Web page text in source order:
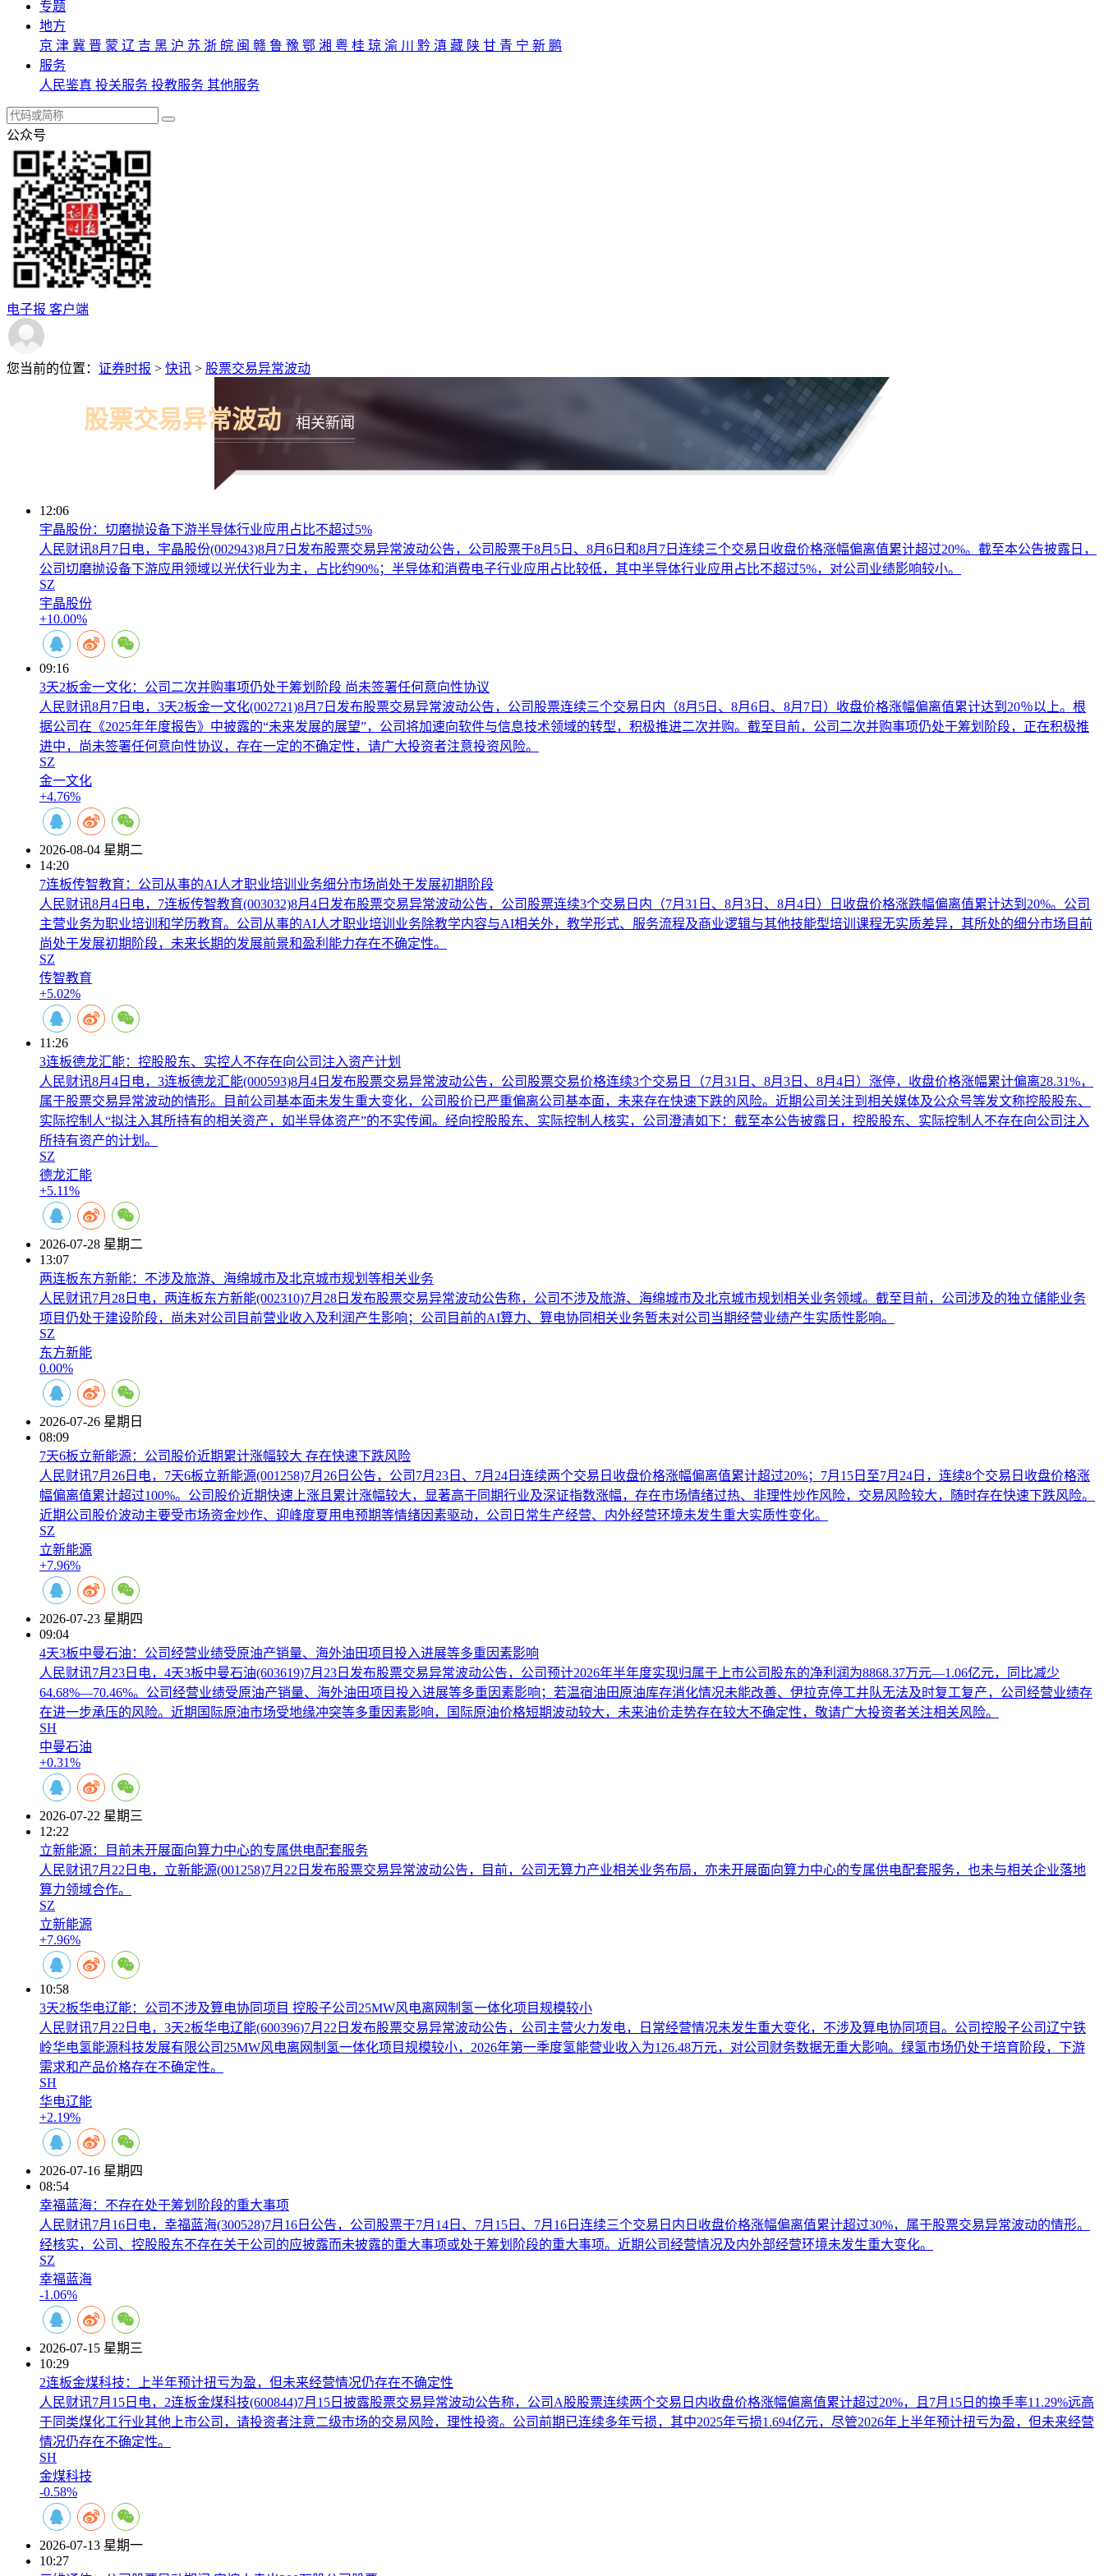
专题
地方
京 津 冀 晋 蒙 辽 吉 黑 沪 苏 浙 皖 闽 赣 鲁 豫 鄂 湘 粤 桂 琼 渝 川 黔 滇 藏 陕 甘 青 宁 新 鹏
服务
人民鉴真 投关服务 投教服务 其他服务
公众号
电子报 客户端
您当前的位置： 证券时报 > 快讯 > 股票交易异常波动
股票交易异常波动 相关新闻
12:06
宇晶股份：切磨抛设备下游半导体行业应用占比不超过5%
人民财讯8月7日电，宇晶股份(002943)8月7日发布股票交易异常波动公告，公司股票于8月5日、8月6日和8月7日连续三个交易日收盘价格涨幅偏离值累计超过20%。截至本公告披露日，
公司切磨抛设备下游应用领域以光伏行业为主，占比约90%；半导体和消费电子行业应用占比较低，其中半导体行业应用占比不超过5%，对公司业绩影响较小。
SZ
宇晶股份
+10.00%
09:16
3天2板金一文化：公司二次并购事项仍处于筹划阶段 尚未签署任何意向性协议
人民财讯8月7日电，3天2板金一文化(002721)8月7日发布股票交易异常波动公告，公司股票连续三个交易日内（8月5日、8月6日、8月7日）收盘价格涨幅偏离值累计达到20％以上。根
据公司在《2025年年度报告》中披露的“未来发展的展望”，公司将加速向软件与信息技术领域的转型，积极推进二次并购。截至目前，公司二次并购事项仍处于筹划阶段，正在积极推
进中，尚未签署任何意向性协议，存在一定的不确定性，请广大投资者注意投资风险。
SZ
金一文化
+4.76%
2026-08-04 星期二
14:20
7连板传智教育：公司从事的AI人才职业培训业务细分市场尚处于发展初期阶段
人民财讯8月4日电，7连板传智教育(003032)8月4日发布股票交易异常波动公告，公司股票连续3个交易日内（7月31日、8月3日、8月4日）日收盘价格涨跌幅偏离值累计达到20%。公司
主营业务为职业培训和学历教育。公司从事的AI人才职业培训业务除教学内容与AI相关外，教学形式、服务流程及商业逻辑与其他技能型培训课程无实质差异，其所处的细分市场目前
尚处于发展初期阶段，未来长期的发展前景和盈利能力存在不确定性。
SZ
传智教育
+5.02%
11:26
3连板德龙汇能：控股股东、实控人不存在向公司注入资产计划
人民财讯8月4日电，3连板德龙汇能(000593)8月4日发布股票交易异常波动公告，公司股票交易价格连续3个交易日（7月31日、8月3日、8月4日）涨停，收盘价格涨幅累计偏离28.31%，
属于股票交易异常波动的情形。目前公司基本面未发生重大变化，公司股价已严重偏离公司基本面，未来存在快速下跌的风险。近期公司关注到相关媒体及公众号等发文称控股股东、
实际控制人“拟注入其所持有的相关资产，如半导体资产”的不实传闻。经向控股股东、实际控制人核实，公司澄清如下：截至本公告披露日，控股股东、实际控制人不存在向公司注入
所持有资产的计划。
SZ
德龙汇能
+5.11%
2026-07-28 星期二
13:07
两连板东方新能：不涉及旅游、海绵城市及北京城市规划等相关业务
人民财讯7月28日电，两连板东方新能(002310)7月28日发布股票交易异常波动公告称，公司不涉及旅游、海绵城市及北京城市规划相关业务领域。截至目前，公司涉及的独立储能业务
项目仍处于建设阶段，尚未对公司目前营业收入及利润产生影响；公司目前的AI算力、算电协同相关业务暂未对公司当期经营业绩产生实质性影响。
SZ
东方新能
0.00%
2026-07-26 星期日
08:09
7天6板立新能源：公司股价近期累计涨幅较大 存在快速下跌风险
人民财讯7月26日电，7天6板立新能源(001258)7月26日公告，公司7月23日、7月24日连续两个交易日收盘价格涨幅偏离值累计超过20%；7月15日至7月24日，连续8个交易日收盘价格涨
幅偏离值累计超过100%。公司股价近期快速上涨且累计涨幅较大，显著高于同期行业及深证指数涨幅，存在市场情绪过热、非理性炒作风险，交易风险较大，随时存在快速下跌风险。
近期公司股价波动主要受市场资金炒作、迎峰度夏用电预期等情绪因素驱动，公司日常生产经营、内外经营环境未发生重大实质性变化。
SZ
立新能源
+7.96%
2026-07-23 星期四
09:04
4天3板中曼石油：公司经营业绩受原油产销量、海外油田项目投入进展等多重因素影响
人民财讯7月23日电，4天3板中曼石油(603619)7月23日发布股票交易异常波动公告，公司预计2026年半年度实现归属于上市公司股东的净利润为8868.37万元—1.06亿元，同比减少
64.68%—70.46%。公司经营业绩受原油产销量、海外油田项目投入进展等多重因素影响；若温宿油田原油库存消化情况未能改善、伊拉克停工井队无法及时复工复产，公司经营业绩存
在进一步承压的风险。近期国际原油市场受地缘冲突等多重因素影响，国际原油价格短期波动较大，未来油价走势存在较大不确定性，敬请广大投资者关注相关风险。
SH
中曼石油
+0.31%
2026-07-22 星期三
12:22
立新能源：目前未开展面向算力中心的专属供电配套服务
人民财讯7月22日电，立新能源(001258)7月22日发布股票交易异常波动公告，目前，公司无算力产业相关业务布局，亦未开展面向算力中心的专属供电配套服务，也未与相关企业落地
算力领域合作。
SZ
立新能源
+7.96%
10:58
3天2板华电辽能：公司不涉及算电协同项目 控股子公司25MW风电离网制氢一体化项目规模较小
人民财讯7月22日电，3天2板华电辽能(600396)7月22日发布股票交易异常波动公告，公司主营火力发电，日常经营情况未发生重大变化，不涉及算电协同项目。公司控股子公司辽宁铁
岭华电氢能源科技发展有限公司25MW风电离网制氢一体化项目规模较小，2026年第一季度氢能营业收入为126.48万元，对公司财务数据无重大影响。绿氢市场仍处于培育阶段，下游
需求和产品价格存在不确定性。
SH
华电辽能
+2.19%
2026-07-16 星期四
08:54
幸福蓝海：不存在处于筹划阶段的重大事项
人民财讯7月16日电，幸福蓝海(300528)7月16日公告，公司股票于7月14日、7月15日、7月16日连续三个交易日内日收盘价格涨幅偏离值累计超过30%，属于股票交易异常波动的情形。
经核实，公司、控股股东不存在关于公司的应披露而未披露的重大事项或处于筹划阶段的重大事项。近期公司经营情况及内外部经营环境未发生重大变化。
SZ
幸福蓝海
-1.06%
2026-07-15 星期三
10:29
2连板金煤科技：上半年预计扭亏为盈，但未来经营情况仍存在不确定性
人民财讯7月15日电，2连板金煤科技(600844)7月15日披露股票交易异常波动公告称，公司A股股票连续两个交易日内收盘价格涨幅偏离值累计超过20%，且7月15日的换手率11.29%远高
于同类煤化工行业其他上市公司，请投资者注意二级市场的交易风险，理性投资。公司前期已连续多年亏损，其中2025年亏损1.694亿元，尽管2026年上半年预计扭亏为盈，但未来经营
情况仍存在不确定性。
SH
金煤科技
-0.58%
2026-07-13 星期一
10:27